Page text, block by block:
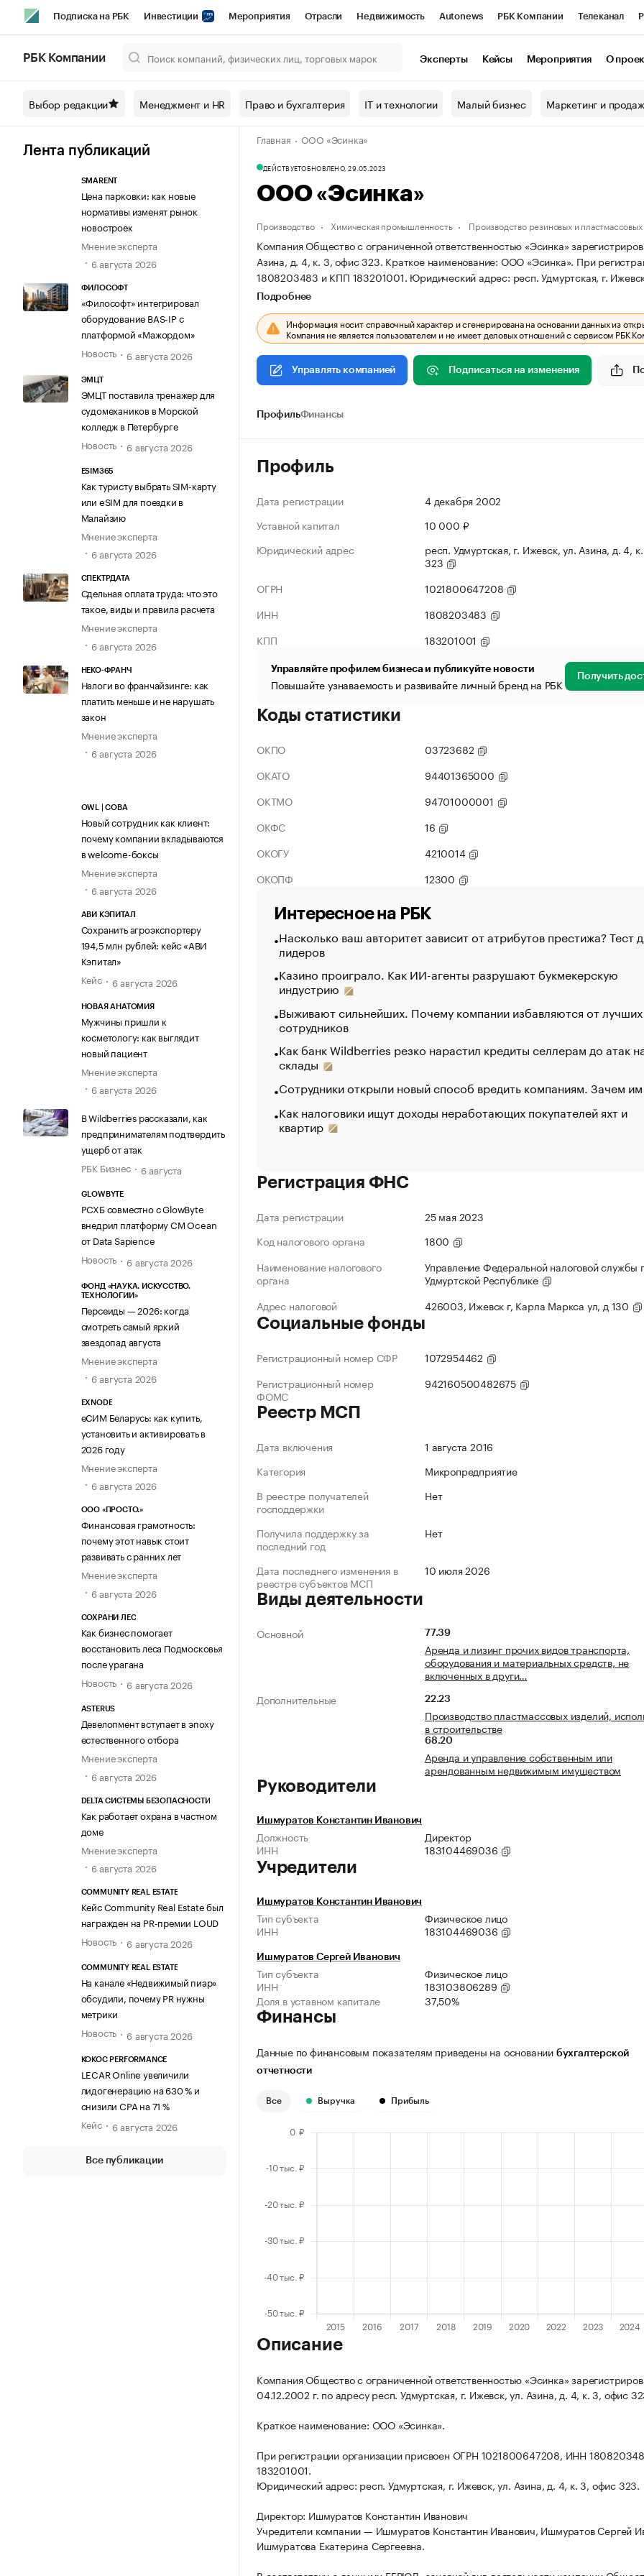
Подписка на РБК Инвестиции Мероприятия Отрасли Недвижимость Autonews РБК Компании Телеканал
Спецпроекты СПб Конференции СПб Спецпроекты Проверка контрагентов
Технологии и медиа Рынок наличной валюты
РБК Компании Эксперты Кейсы Мероприятия О
Выбор редакции Менеджмент и HR Право и бухгалтерия IT и технологии Малый бизнес Маркетинг и
Лента публикаций
SMARENT
Цена парковки: как новые
нормативы изменят рынок
новостроек
Мнение эксперта
6 августа 2026
ФИЛОСОФТ
«Философт» интегрировал
оборудование BAS-IP с
платформой «Мажордом»
Новость
6 августа 2026
ЭМЦТ
ЭМЦТ поставила тренажер для
судомехаников в Морской
колледж в Петербурге
Новость
6 августа 2026
ESIM365
Как туристу выбрать SIM-карту
или eSIM для поездки в
Малайзию
Мнение эксперта
6 августа 2026
СПЕКТРДАТА
Сдельная оплата труда: что это
такое, виды и правила расчета
Мнение эксперта
6 августа 2026
НЕКО-ФРАНЧ
Налоги во франчайзинге: как
платить меньше и не нарушать
закон
Мнение эксперта
6 августа 2026
OWL | СОВА
Новый сотрудник как клиент:
почему компании вкладываются
в welcome-боксы
Мнение эксперта
6 августа 2026
АВИ КЭПИТАЛ
Сохранить агроэкспортеру
194,5 млн рублей: кейс «АВИ
Кэпитал»
Кейс
6 августа 2026
НОВАЯ АНАТОМИЯ
Мужчины пришли к
косметологу: как выглядит
новый пациент
Мнение эксперта
6 августа 2026
В Wildberries рассказали, как
предпринимателям подтвердить
ущерб от атак
РБК Бизнес
6 августа
GLOWBYTE
РСХБ совместно с GlowByte
внедрил платформу CM Ocean
от Data Sapience
Новость
6 августа 2026
ФОНД «НАУКА. ИСКУССТВО.
ТЕХНОЛОГИИ»
Персеиды — 2026: когда
смотреть самый яркий
звездопад августа
Мнение эксперта
6 августа 2026
EXNODE
еСИМ Беларусь: как купить,
установить и активировать в
2026 году
Мнение эксперта
6 августа 2026
ООО «ПРОСТО.»
Финансовая грамотность:
почему этот навык стоит
развивать с ранних лет
Мнение эксперта
6 августа 2026
СОХРАНИ ЛЕС
Как бизнес помогает
восстановить леса Подмосковья
после урагана
Новость
6 августа 2026
ASTERUS
Девелопмент вступает в эпоху
естественного отбора
Мнение эксперта
6 августа 2026
DELTA СИСТЕМЫ БЕЗОПАСНОСТИ
Как работает охрана в частном
доме
Мнение эксперта
6 августа 2026
COMMUNITY REAL ESTATE
Кейс Community Real Estate был
награжден на PR-премии LOUD
Новость
6 августа 2026
COMMUNITY REAL ESTATE
На канале «Недвижимый пиар»
обсудили, почему PR нужны
метрики
Новость
6 августа 2026
KOKOC PERFORMANCE
LECAR Online увеличили
лидогенерацию на 630 % и
снизили CPA на 71 %
Кейс
6 августа 2026
Все публикации
Главная ООО «Эсинка»
ДЕЙСТВУЕТОБНОВЛЕНО, 29.05.2023
ООО «Эсинка»
Производство Химическая промышленность Производство резиновых и
Компания Общество с ограниченной ответственностью «Эсинка»
Азина, д. 4, к. 3, офис 323. Краткое наименование: ООО «Эсинка». При
1808203483 и КПП 183201001. Юридический адрес: респ. Удмуртская, г.
Подробнее
Информация носит справочный характер и сгенерирована на основании данных из
Компания не является пользователем и не имеет деловых отношений с сервисом РБК
Управлять компанией Подписаться на изменения
ПрофильФинансы
Профиль
Дата регистрации
4 декабря 2002
Уставной капитал
10 000 ₽
Юридический адрес
респ. Удмуртская, г. Ижевск, ул. Азина, д. 4,
323
ОГРН
1021800647208
ИНН
1808203483
КПП
183201001
Управляйте профилем бизнеса и публикуйте новости
Повышайте узнаваемость и развивайте личный бренд на РБК Получить
Коды статистики
ОКПО
03723682
ОКАТО
94401365000
ОКТМО
94701000001
ОКФС
16
ОКОГУ
4210014
ОКОПФ
12300
Интересное на РБК
Насколько ваш авторитет зависит от атрибутов престижа? Тест
лидеров
Казино проиграло. Как ИИ-агенты разрушают букмекерскую
индустрию
Выживают сильнейших. Почему компании избавляются от лучших
сотрудников
Как банк Wildberries резко нарастил кредиты селлерам до атак
склады
Сотрудники открыли новый способ вредить компаниям. Зачем
Как налоговики ищут доходы неработающих покупателей яхт и
квартир
Регистрация ФНС
Дата регистрации
25 мая 2023
Код налогового органа
1800
Наименование налогового
органа
Управление Федеральной налоговой службы
Удмуртской Республике
Адрес налоговой
426003, Ижевск г, Карла Маркса ул, д 130
Социальные фонды
Регистрационный номер СФР
1072954462
Регистрационный номер
ФОМС
942160500482675
Реестр МСП
Дата включения
1 августа 2016
Категория
Микропредприятие
В реестре получателей
господдержки
Нет
Получила поддержку за
последний год
Нет
Дата последнего изменения в
реестре субъектов МСП
10 июля 2026
Виды деятельности
Основной 77.39
Аренда и лизинг прочих видов транспорта,
оборудования и материальных средств, не
включенных в други…
Дополнительные
22.23
Производство пластмассовых изделий,
в строительстве
68.20
Аренда и управление собственным или
арендованным недвижимым имуществом
Руководители
Ишмуратов Константин Иванович
Должность
Директор
ИНН
183104469036
Учредители
Ишмуратов Константин Иванович
Тип субъекта
Физическое лицо
ИНН
183104469036
Ишмуратов Сергей Иванович
Тип субъекта
Физическое лицо
ИНН
183103806289
Доля в уставном капитале
37,50%
Финансы
Данные по финансовым показателям приведены на основании бухгалтерской
отчетности
Все Выручка Прибыль
Описание
Компания Общество с ограниченной ответственностью «Эсинка»
04.12.2002 г. по адресу респ. Удмуртская, г. Ижевск, ул. Азина, д. 4, к. 3, офис
Краткое наименование: ООО «Эсинка».
При регистрации организации присвоен ОГРН 1021800647208, ИНН
183201001.
Юридический адрес: респ. Удмуртская, г. Ижевск, ул. Азина, д. 4, к. 3, офис 323.
Директор: Ишмуратов Константин Иванович
Учредители компании — Ишмуратов Константин Иванович, Ишмуратов Сергей
Ишмуратова Екатерина Сергеевна.